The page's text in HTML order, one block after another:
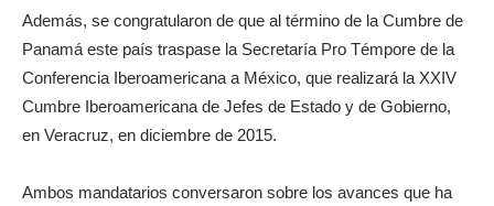
Además, se congratularon de que al término de la Cumbre de
Panamá este país traspase la Secretaría Pro Témpore de la
Conferencia Iberoamericana a México, que realizará la XXIV
Cumbre Iberoamericana de Jefes de Estado y de Gobierno,
en Veracruz, en diciembre de 2015.
Ambos mandatarios conversaron sobre los avances que ha